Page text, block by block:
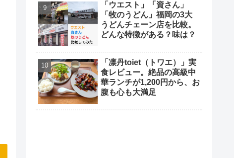
「ウエスト」「資さん」
「牧のうどん」福岡の3大
うどんチェーン店を比較。
どんな特徴がある？味は？
「凛丹toiet（トワエ）」実
食レビュー。絶品の高級中
華ランチが1,200円から、お
腹も心も大満足